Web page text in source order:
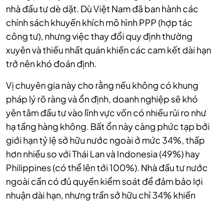
nhà đầu tư dè dặt. Dù Việt Nam đã ban hành các
chính sách khuyến khích mô hình PPP (hợp tác
công tư), nhưng việc thay đổi quy định thường
xuyên và thiếu nhất quán khiến các cam kết dài hạn
trở nên khó đoán định.
Vị chuyên gia này cho rằng nếu không có khung
pháp lý rõ ràng và ổn định, doanh nghiệp sẽ khó
yên tâm đầu tư vào lĩnh vực vốn có nhiều rủi ro như
hạ tầng hàng không. Bất ổn này càng phức tạp bởi
giới hạn tỷ lệ sở hữu nước ngoài ở mức 34%, thấp
hơn nhiều so với Thái Lan và Indonesia (49%) hay
Philippines (có thể lên tới 100%). Nhà đầu tư nước
ngoài cần có đủ quyền kiểm soát để đảm bảo lợi
nhuận dài hạn, nhưng trần sở hữu chỉ 34% khiến